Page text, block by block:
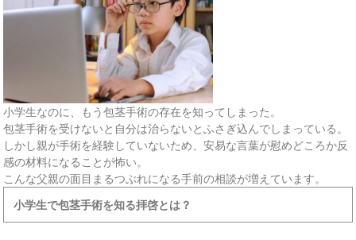
小学生なのに、もう包茎手術の存在を知ってしまった。
包茎手術を受けないと自分は治らないとふさぎ込んでしまっている。
しかし親が手術を経験していないため、安易な言葉が慰めどころか反
感の材料になることが怖い。
こんな父親の面目まるつぶれになる手前の相談が増えています。
小学生で包茎手術を知る拝啓とは？